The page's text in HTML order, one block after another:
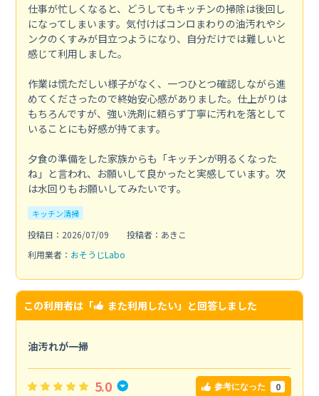
仕事が忙しくなると、どうしてもキッチンの掃除は後回し
になってしまいます。気付けばコンロまわりの油汚れやシ
ンクのくすみが目立つようになり、自分だけでは難しいと
感じて利用しました。
作業は慌ただしい様子がなく、一つひとつ確認しながら進
めてくださったので終始安心感がありました。仕上がりは
もちろんですが、強い洗剤に頼らず丁寧に汚れを落として
いることにも好感が持てます。
夕食の準備をした家族からも「キッチンが明るくなった
ね」と言われ、お願いして良かったと実感しています。次
は水回りもお願いしてみたいです。
キッチン清掃
投稿日：2026/07/09
投稿者：あきこ
利用業者： おそうじLabo
この利用者は「 また利用したい」と回答しました
油汚れが一掃
5.0 参考になった 0